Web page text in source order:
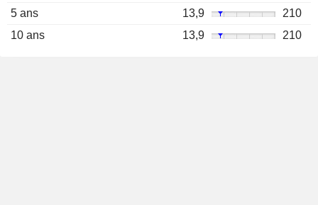
5 ans
13,9
210
10 ans
13,9 210